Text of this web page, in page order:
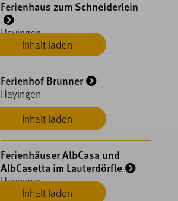
Inhalt laden
Ferienhaus zum Schneiderlein
Hayingen
Inhalt laden
Ferienhof Brunner
Hayingen
Inhalt laden
Ferienhäuser AlbCasa und
AlbCasetta im Lauterdörfle
Hayingen